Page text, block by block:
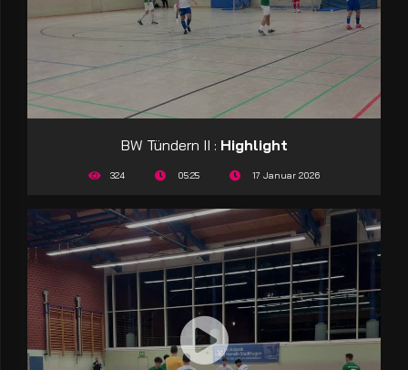
BW Tündern II : Highlight
324 05:25 17 Januar 2026